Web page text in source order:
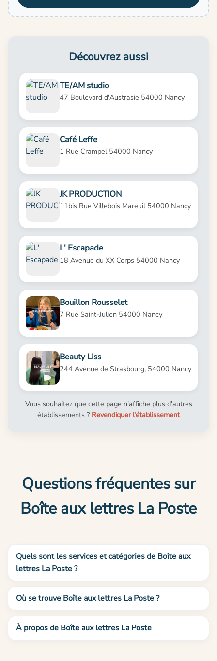
Découvrez aussi
TE/AM studio
47 Boulevard d'Austrasie 54000 Nancy
Café Leffe
1 Rue Crampel 54000 Nancy
JK PRODUCTION
11bis Rue Villebois Mareuil 54000 Nancy
L' Escapade
18 Avenue du XX Corps 54000 Nancy
Bouillon Rousselet
7 Rue Saint-Julien 54000 Nancy
Beauty Liss
244 Avenue de Strasbourg, 54000 Nancy
Vous souhaitez que cette page n'affiche plus d'autres
établissements ? Revendiquer l'établissement
Questions fréquentes sur
Boîte aux lettres La Poste
Quels sont les services et catégories de Boîte aux
lettres La Poste ?
Où se trouve Boîte aux lettres La Poste ?
À propos de Boîte aux lettres La Poste